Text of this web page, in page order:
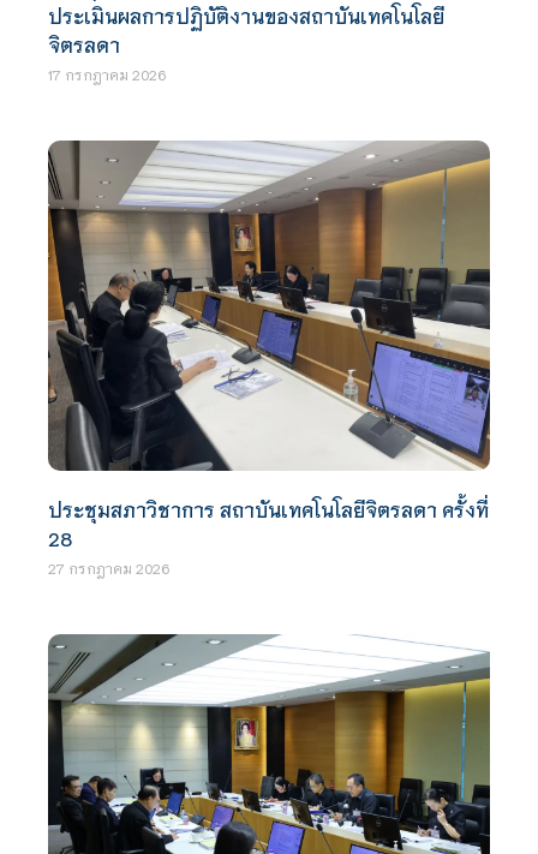
ประเมินผลการปฏิบัติงานของสถาบันเทคโนโลยี
จิตรลดา
17 กรกฎาคม 2026
ประชุมสภาวิชาการ สถาบันเทคโนโลยีจิตรลดา ครั้งที่
28
27 กรกฎาคม 2026